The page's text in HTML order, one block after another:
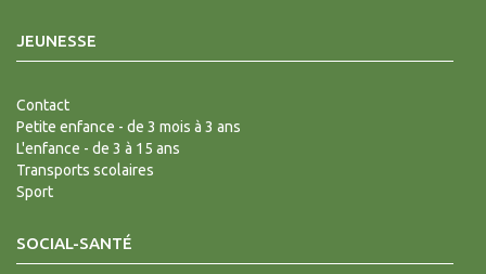
JEUNESSE
Contact
Petite enfance - de 3 mois à 3 ans
L'enfance - de 3 à 15 ans
Transports scolaires
Sport
SOCIAL-SANTÉ